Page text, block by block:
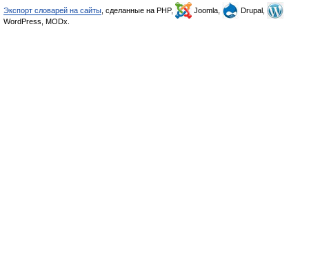
Экспорт словарей на сайты , сделанные на PHP, Joomla,
Drupal,
WordPress, MODx.